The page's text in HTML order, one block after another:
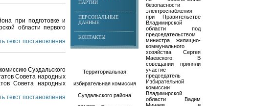
при подготовке и
области первого
текст постановления
Суздальского
Совета народных
Совета народных
текст постановления
ПАРТИИ
ПЕРСОНАЛЬНЫЕ
ДАННЫЕ
КОНТАКТЫ
Территориальная
избирательная комиссия
Суздальского района
безопасности
электроснабжения
при Правительстве
Владимирской
области под
председательством
министра жилищно-
коммунального
хозяйства Сергея
Маевского. В
совещании приняли
участие
председатель
Избирательной
комиссии
Владимирской
области Вадим